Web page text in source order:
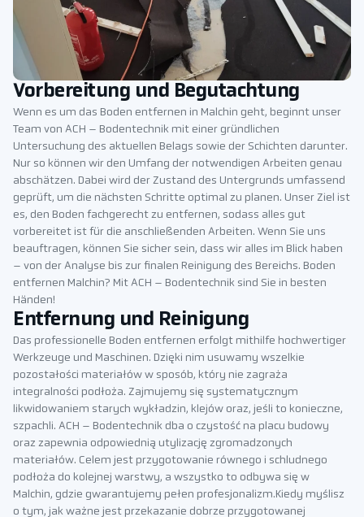
Vorbereitung und Begutachtung
Wenn es um das Boden entfernen in Malchin geht, beginnt unser
Team von ACH – Bodentechnik mit einer gründlichen
Untersuchung des aktuellen Belags sowie der Schichten darunter.
Nur so können wir den Umfang der notwendigen Arbeiten genau
abschätzen. Dabei wird der Zustand des Untergrunds umfassend
geprüft, um die nächsten Schritte optimal zu planen. Unser Ziel ist
es, den Boden fachgerecht zu entfernen, sodass alles gut
vorbereitet ist für die anschließenden Arbeiten. Wenn Sie uns
beauftragen, können Sie sicher sein, dass wir alles im Blick haben
– von der Analyse bis zur finalen Reinigung des Bereichs. Boden
entfernen Malchin? Mit ACH – Bodentechnik sind Sie in besten
Händen!
Entfernung und Reinigung
Das professionelle Boden entfernen erfolgt mithilfe hochwertiger
Werkzeuge und Maschinen. Dzięki nim usuwamy wszelkie
pozostałości materiałów w sposób, który nie zagraża
integralności podłoża. Zajmujemy się systematycznym
likwidowaniem starych wykładzin, klejów oraz, jeśli to konieczne,
szpachli. ACH – Bodentechnik dba o czystość na placu budowy
oraz zapewnia odpowiednią utylizację zgromadzonych
materiałów. Celem jest przygotowanie równego i schludnego
podłoża do kolejnej warstwy, a wszystko to odbywa się w
Malchin, gdzie gwarantujemy pełen profesjonalizm.Kiedy myślisz
o tym, jak ważne jest przekazanie dobrze przygotowanej